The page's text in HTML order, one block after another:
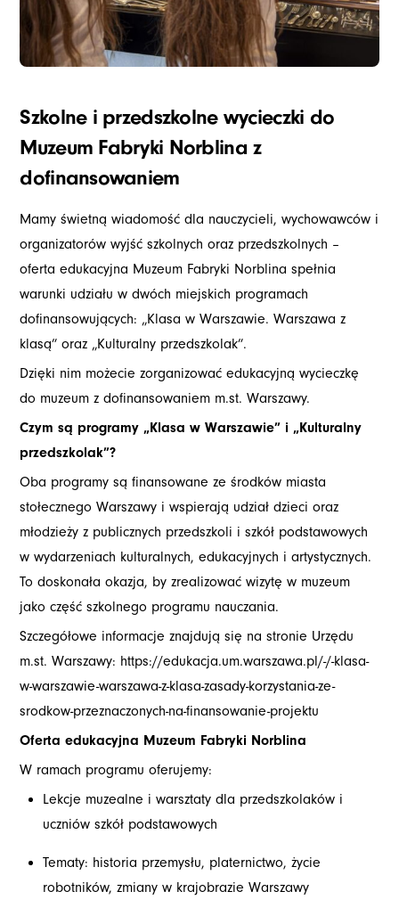
Szkolne i przedszkolne wycieczki do
Muzeum Fabryki Norblina z
dofinansowaniem
Mamy świetną wiadomość dla nauczycieli, wychowawców i
organizatorów wyjść szkolnych oraz przedszkolnych –
oferta edukacyjna Muzeum Fabryki Norblina spełnia
warunki udziału w dwóch miejskich programach
dofinansowujących: „Klasa w Warszawie. Warszawa z
klasą” oraz „Kulturalny przedszkolak”.
Dzięki nim możecie zorganizować edukacyjną wycieczkę
do muzeum z dofinansowaniem m.st. Warszawy.
Czym są programy „Klasa w Warszawie” i „Kulturalny
przedszkolak”?
Oba programy są finansowane ze środków miasta
stołecznego Warszawy i wspierają udział dzieci oraz
młodzieży z publicznych przedszkoli i szkół podstawowych
w wydarzeniach kulturalnych, edukacyjnych i artystycznych.
To doskonała okazja, by zrealizować wizytę w muzeum
jako część szkolnego programu nauczania.
Szczegółowe informacje znajdują się na stronie Urzędu
m.st. Warszawy: https://edukacja.um.warszawa.pl/-/-klasa-
w-warszawie-warszawa-z-klasa-zasady-korzystania-ze-
srodkow-przeznaczonych-na-finansowanie-projektu
Oferta edukacyjna Muzeum Fabryki Norblina
W ramach programu oferujemy:
Lekcje muzealne i warsztaty dla przedszkolaków i
uczniów szkół podstawowych
Tematy: historia przemysłu, platernictwo, życie
robotników, zmiany w krajobrazie Warszawy